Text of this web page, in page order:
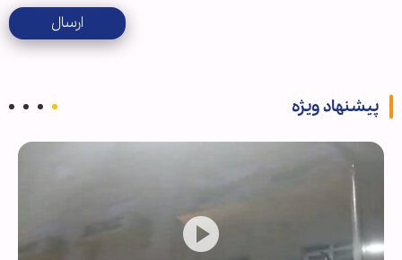
ارسال
پیشنهاد ویژه